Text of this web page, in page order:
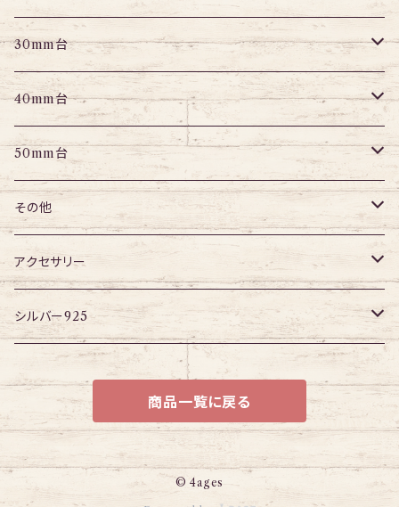
パーツ
エキスパンダー
パーツ
アイレット
パーツ
プラグ
アイレット
パーツ
チューブ
トンネル
プラグ
アイレット
パーツ
30mm台
トンネル
プラグ
アイレット
パーツ
40mm台
トンネル
プラグ
アイレット
50mm台
トンネル
プラグ
アイレット
その他
ボディピアス・ピアス以外
アクセサリー
ネックレス
シルバー925
商品一覧に戻る
© 4ages